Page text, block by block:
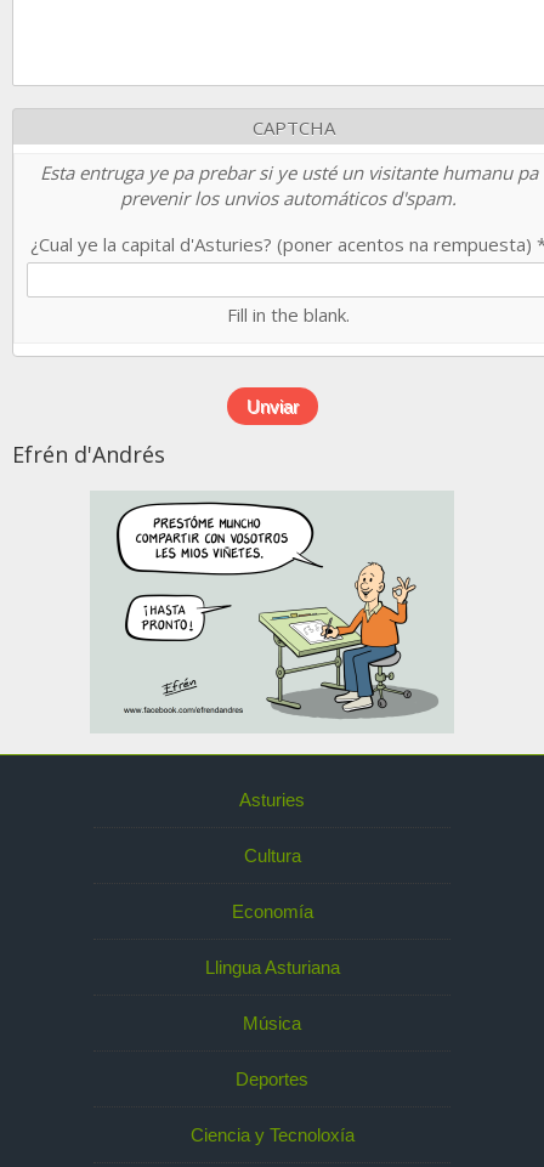
CAPTCHA
Esta entruga ye pa prebar si ye usté un visitante humanu pa
prevenir los unvios automáticos d'spam.
¿Cual ye la capital d'Asturies? (poner acentos na rempuesta)
Fill in the blank.
Efrén d'Andrés
Asturies
Cultura
Economía
Llingua Asturiana
Música
Deportes
Ciencia y Tecnoloxía